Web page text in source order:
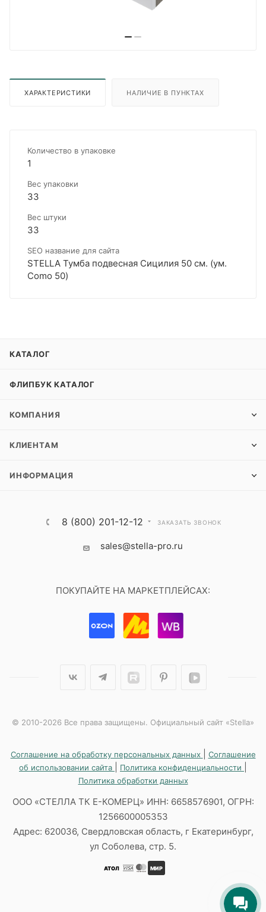
ХАРАКТЕРИСТИКИ НАЛИЧИЕ В ПУНКТАХ
Количество в упаковке
1
Вес упаковки
33
Вес штуки
33
SEO название для сайта
STELLA Тумба подвесная Сицилия 50 см. (ум.
Como 50)
КАТАЛОГ
ФЛИПБУК КАТАЛОГ
КОМПАНИЯ
КЛИЕНТАМ
ИНФОРМАЦИЯ
8 (800) 201-12-12 ЗАКАЗАТЬ ЗВОНОК
sales@stella-pro.ru
ПОКУПАЙТЕ НА МАРКЕТПЛЕЙСАХ:
© 2010-2026 Все права защищены. Официальный сайт «Stella»
Соглашение на обработку персональных данных
Соглашение
об использовании сайта
Политика конфиденциальности
Политика обработки данных
ООО «СТЕЛЛА ТК Е-КОМЕРЦ» ИНН: 6658576901, ОГРН:
1256600005353
Адрес: 620036, Свердловская область, г Екатеринбург,
ул Соболева, стр. 5.
АТОЛ МИР